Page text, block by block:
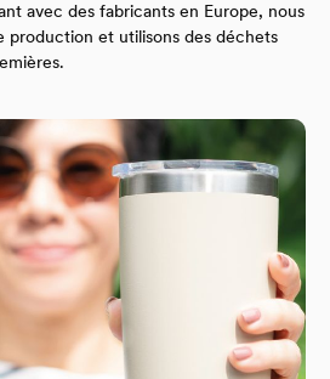
avec des fabricants en Europe, nous
production et utilisons des déchets